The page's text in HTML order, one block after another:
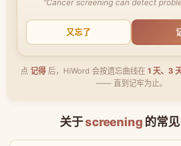
"Cancer screening can detect
又忘了
点 记得后，HiWord 会按遗忘曲线在 1 天、3
—— 直到记牢为止。
关于screening 的常